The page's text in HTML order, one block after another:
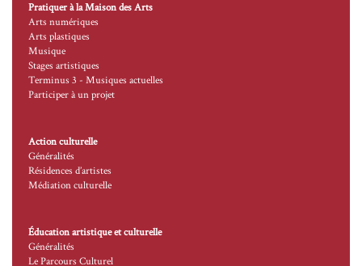
Pratiquer à la Maison des Arts
Arts numériques
Arts plastiques
Musique
Stages artistiques
Terminus 3 - Musiques actuelles
Participer à un projet
Action culturelle
Généralités
Résidences d’artistes
Médiation culturelle
Éducation artistique et culturelle
Généralités
Le Parcours Culturel